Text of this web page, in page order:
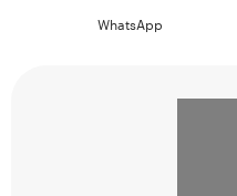
WhatsApp